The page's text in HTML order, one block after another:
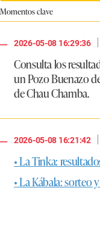
Momentos clave
2026-05-08 16:29:36
|
Consulta los
un Pozo Buenazo
de Chau Chamba.
2026-05-08 16:21:42
|
• La Tinka:
• La Kábala: sorteo